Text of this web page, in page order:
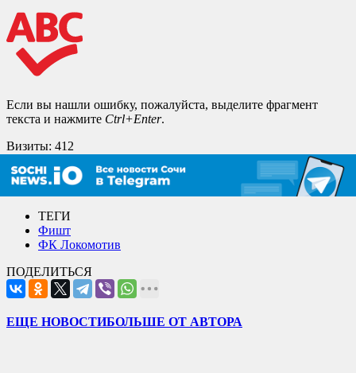
Если вы нашли ошибку, пожалуйста, выделите фрагмент
текста и нажмите Ctrl+Enter.
Визиты: 412
ТЕГИ
Фишт
ФК Локомотив
ПОДЕЛИТЬСЯ
ЕЩЕ НОВОСТИБОЛЬШЕ ОТ АВТОРА